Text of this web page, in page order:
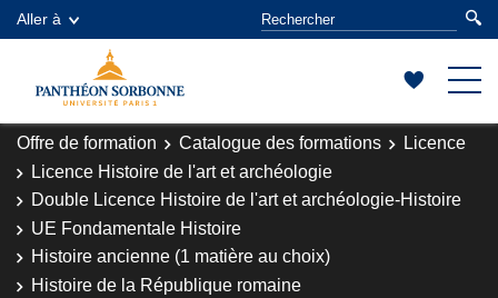
Aller à
Offre de formation Catalogue des formations
Licence
Licence Histoire de l'art et archéologie
Double Licence Histoire de l'art et archéologie-Histoire
UE Fondamentale Histoire
Histoire ancienne (1 matière au choix)
Histoire de la République romaine